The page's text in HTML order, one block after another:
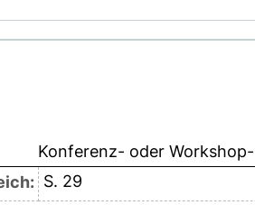
Konferenz- oder
S. 29